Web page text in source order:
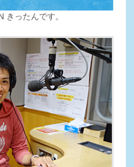
きったんです。